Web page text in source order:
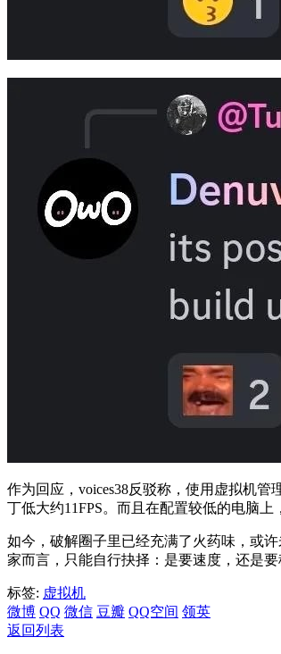
作为回应，voices38反驳称，使用虚拟机
丁低大约11FPS。而且在配置较低的电脑上
如今，破解圈子里已经充满了火药味，或
家而言，只能自行抉择：是要速度，还是要
标签: 虚拟机
微博 QQ 微信 豆瓣 QQ空间 领英
返回列表